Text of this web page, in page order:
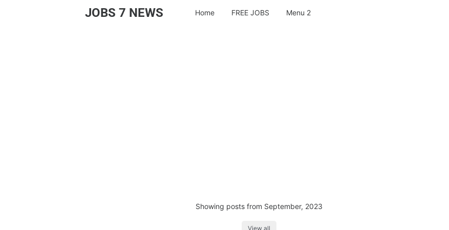
JOBS 7 NEWS Home FREE JOBS Menu 2
Showing posts from September, 2023
View all